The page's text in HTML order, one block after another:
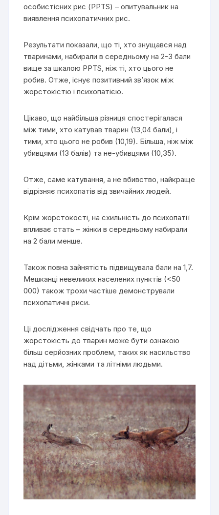
особистісних рис (PPTS) – опитувальник на
виявлення психопатичних рис.
Результати показали, що ті, хто знущався над
тваринами, набирали в середньому на 2-3 бали
вище за шкалою PPTS, ніж ті, хто цього не
робив. Отже, існує позитивний зв’язок між
жорстокістю і психопатією.
Цікаво, що найбільша різниця спостерігалася
між тими, хто катував тварин (13,04 бали), і
тими, хто цього не робив (10,19). Більша, ніж між
убивцями (13 балів) та не-убивцями (10,35).
Отже, саме катування, а не вбивство, найкраще
відрізняє психопатів від звичайних людей.
Крім жорстокості, на схильність до психопатії
впливає стать – жінки в середньому набирали
на 2 бали менше.
Також повна зайнятість підвищувала бали на 1,7.
Мешканці невеликих населених пунктів (<50
000) також трохи частіше демонстрували
психопатичні риси.
Ці дослідження свідчать про те, що
жорстокість до тварин може бути ознакою
більш серйозних проблем, таких як насильство
над дітьми, жінками та літніми людьми.